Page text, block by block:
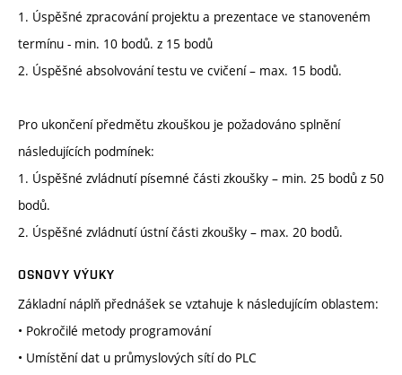
1. Úspěšné zpracování projektu a prezentace ve stanoveném
termínu - min. 10 bodů. z 15 bodů
2. Úspěšné absolvování testu ve cvičení – max. 15 bodů.
Pro ukončení předmětu zkouškou je požadováno splnění
následujících podmínek:
1. Úspěšné zvládnutí písemné části zkoušky – min. 25 bodů z 50
bodů.
2. Úspěšné zvládnutí ústní části zkoušky – max. 20 bodů.
OSNOVY VÝUKY
Základní náplň přednášek se vztahuje k následujícím oblastem:
• Pokročilé metody programování
• Umístění dat u průmyslových sítí do PLC